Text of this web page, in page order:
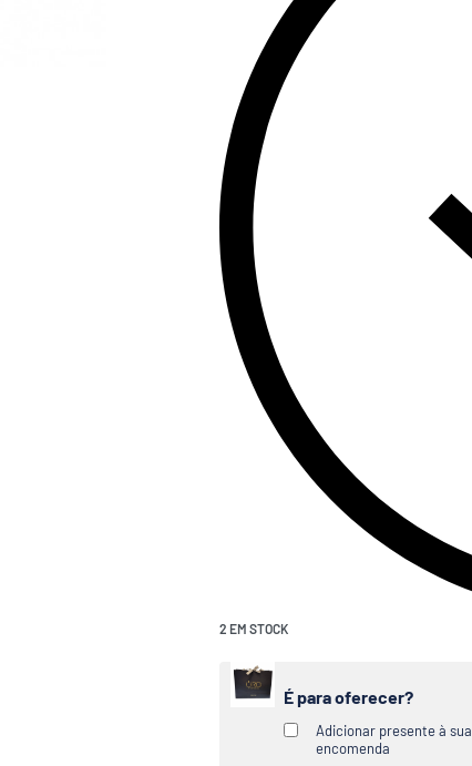
2 EM STOCK
É para oferecer?
Adicionar presente à sua
encomenda